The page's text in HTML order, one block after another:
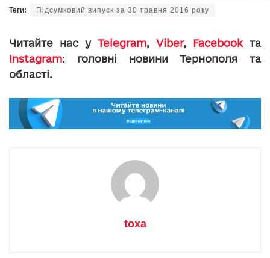
Теги: Підсумковий випуск за 30 травня 2016 року
Читайте нас у Telegram, Viber, Facebookта
Instagram: головні новини Тернополя та
області.
toxa